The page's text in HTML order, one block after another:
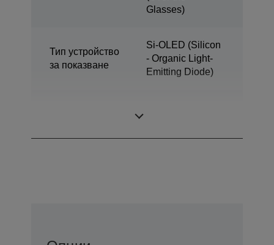
Glasses)
Тип устройство
за показване
Si-OLED (Silicon
- Organic Light-
Emitting Diode)